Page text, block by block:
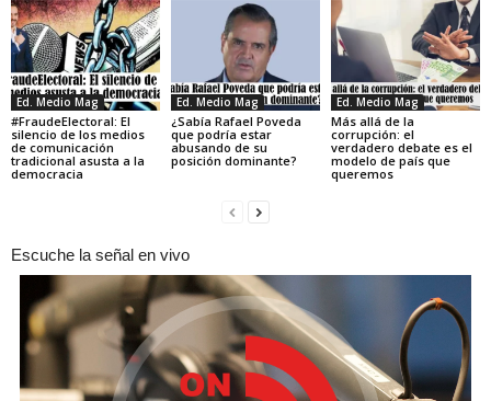
Ed. Medio Mag
#FraudeElectoral: El
silencio de los medios
de comunicación
tradicional asusta a la
democracia
Ed. Medio Mag
¿Sabía Rafael Poveda
que podría estar
abusando de su
posición dominante?
Ed. Medio Mag
Más allá de la
corrupción: el
verdadero debate es el
modelo de país que
queremos
Escuche la señal en vivo